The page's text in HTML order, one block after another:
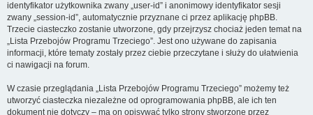
identyfikator użytkownika zwany „user-id” i anonimowy identyfikator sesji
zwany „session-id”, automatycznie przyznane ci przez aplikację phpBB.
Trzecie ciasteczko zostanie utworzone, gdy przejrzysz chociaż jeden temat na
„Lista Przebojów Programu Trzeciego”. Jest ono używane do zapisania
informacji, które tematy zostały przez ciebie przeczytane i służy do ułatwienia
ci nawigacji na forum.
W czasie przeglądania „Lista Przebojów Programu Trzeciego” możemy też
utworzyć ciasteczka niezależne od oprogramowania phpBB, ale ich ten
dokument nie dotyczy – ma on opisywać tylko strony stworzone przez